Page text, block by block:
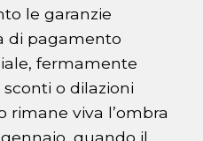
le garanzie
di pagamento
fermamente
o dilazioni
rimane viva l’ombra
quando il